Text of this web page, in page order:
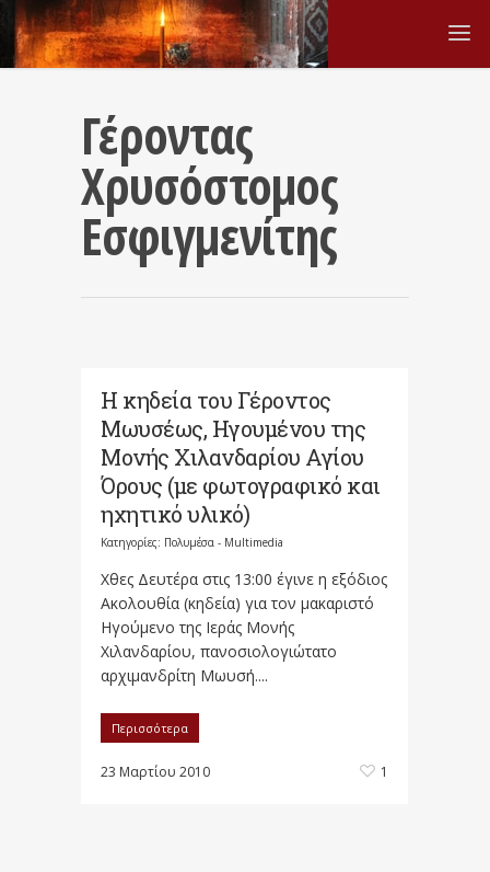
Γέροντας
Χρυσόστομος
Εσφιγμενίτης
Η κηδεία του Γέροντος
Μωυσέως, Ηγουμένου της
Μονής Χιλανδαρίου Αγίου
Όρους (με φωτογραφικό και
ηχητικό υλικό)
Κατηγορίες: Πολυμέσα - Multimedia
Χθες Δευτέρα στις 13:00 έγινε η εξόδιος
Ακολουθία (κηδεία) για τον μακαριστό
Ηγούμενο της Ιεράς Μονής
Χιλανδαρίου, πανοσιολογιώτατο
αρχιμανδρίτη Μωυσή....
Περισσότερα
23 Μαρτίου 2010 1